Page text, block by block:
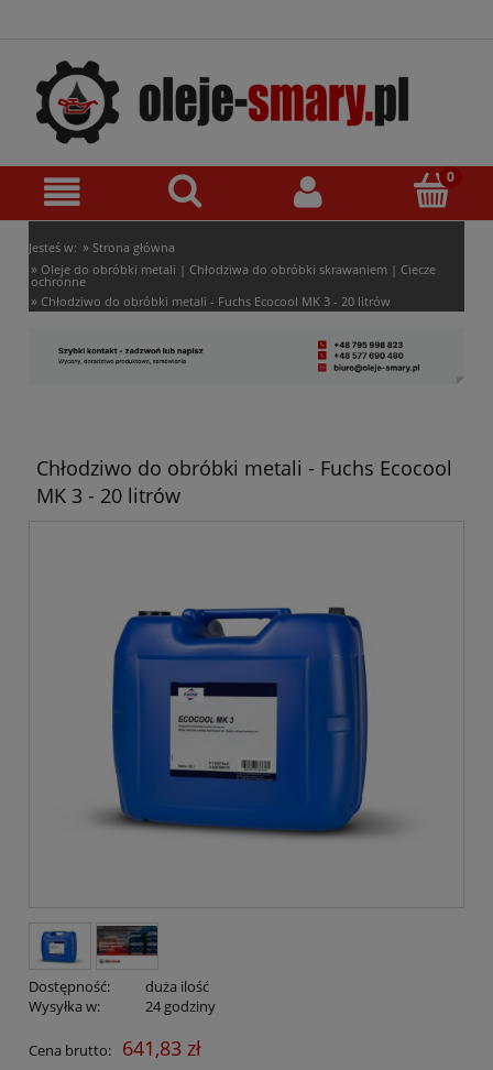
Jesteś w: » Strona główna
» Oleje do obróbki metali | Chłodziwa do obróbki skrawaniem | Ciecze
ochronne
» Chłodziwo do obróbki metali - Fuchs Ecocool MK 3 - 20 litrów
Chłodziwo do obróbki metali - Fuchs Ecocool
MK 3 - 20 litrów
Dostępność:
duża ilość
Wysyłka w:
24 godziny
Cena brutto: 641,83 zł